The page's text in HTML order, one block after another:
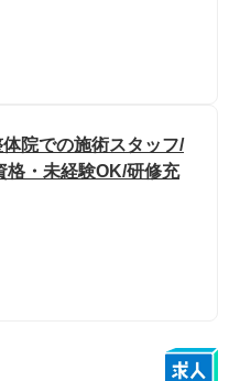
体院での施術スタッフ/
格・未経験OK/研修充